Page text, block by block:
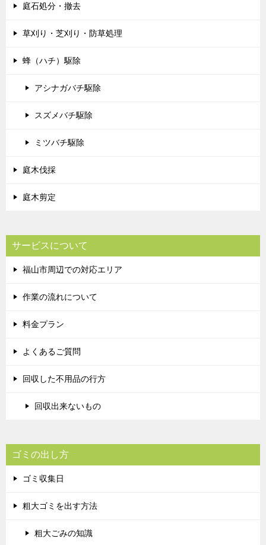
庭石処分・撤去
草刈り・芝刈り・防草処理
蜂（ハチ）駆除
アシナガバチ駆除
スズメバチ駆除
ミツバチ駆除
庭木伐採
庭木剪定
サービスについて
福山市周辺での対応エリア
作業の流れについて
料金プラン
よくあるご質問
回収した不用品の行方
回収出来ないもの
ゴミの出し方
ゴミ収集日
粗大ゴミを出す方法
粗大ごみの知識